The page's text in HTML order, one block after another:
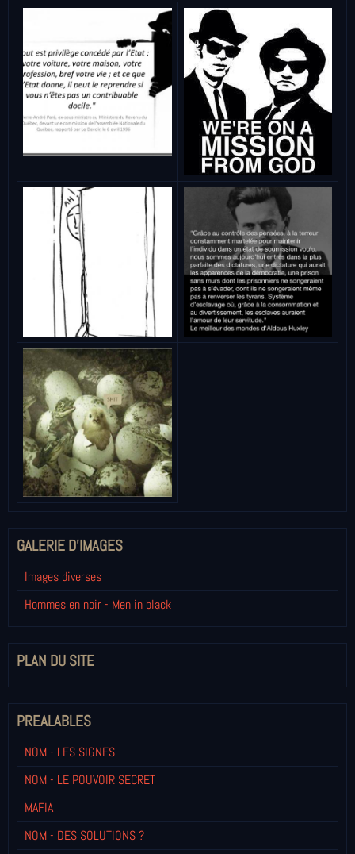
GALERIE D'IMAGES
Images diverses
Hommes en noir - Men in black
PLAN DU SITE
PREALABLES
NOM - LES SIGNES
NOM - LE POUVOIR SECRET
MAFIA
NOM - DES SOLUTIONS ?